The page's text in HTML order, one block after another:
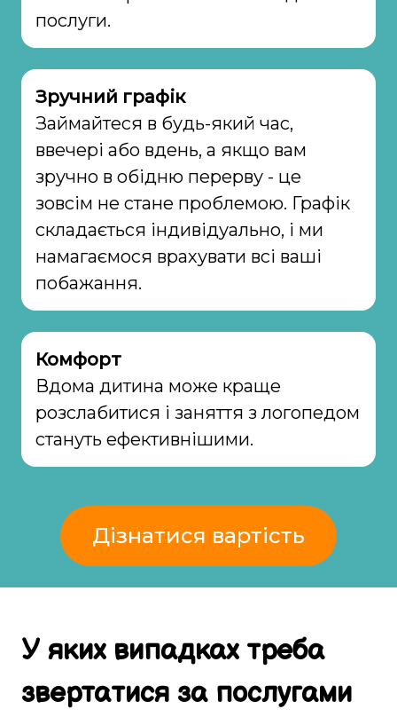
послуги.
Зручний графік
Займайтеся в будь-який час,
ввечері або вдень, а якщо вам
зручно в обідню перерву - це
зовсім не стане проблемою. Графік
складається індивідуально, і ми
намагаємося врахувати всі ваші
побажання.
Комфорт
Вдома дитина може краще
розслабитися і заняття з логопедом
стануть ефективнішими.
Дізнатися вартість
У яких випадках треба
звертатися за послугами